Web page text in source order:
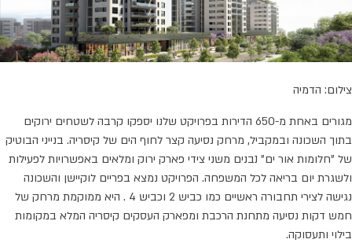
צילום: הדמיה
מגורים באחת מ-650 הדירות בפרויקט שלנו יספקו קרבה לשטחים ירוקים
בתוך השכונה ובמקביל, מרחק נסיעה קצר לחוף הים של קיסריה. בנייני הבוטיק
של "חלומות אור ים" נבנים משני צידי פארק ירוק ומלאים באפשרויות לפעילות
ולשגרת יום בריאה לכל המשפחה. הפרויקט נמצא בפריים לוקיישן והשכונה
נגישה לצירי תחבורה ראשיים כמו כביש 2 וכביש 4 . היא ממוקמת מרחק של
חמש דקות נסיעה מתחנת הרכבת ומפארק העסקים קיסריה המלא במקומות
בילוי ותעסוקה.